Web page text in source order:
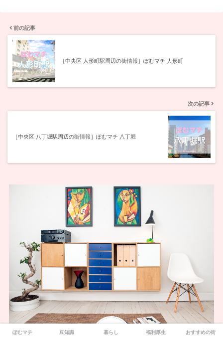
前の記事
［中央区 人形町駅周辺の街情報］ぽむマチ 人形町
次の記事
［中央区 八丁堀駅周辺の街情報］ぽむマチ 八丁堀
ぽむマチ 豆知識 暮らし 福利厚生 おすすめの街